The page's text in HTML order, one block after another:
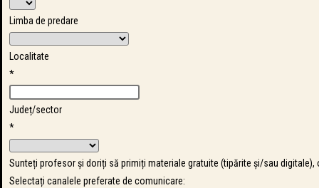
Limba de predare
Localitate
*
Județ/sector
*
Sunteți profesor și doriți să primiți materiale gratuite (tipărite și/sau digitale),
Selectați canalele preferate de comunicare: